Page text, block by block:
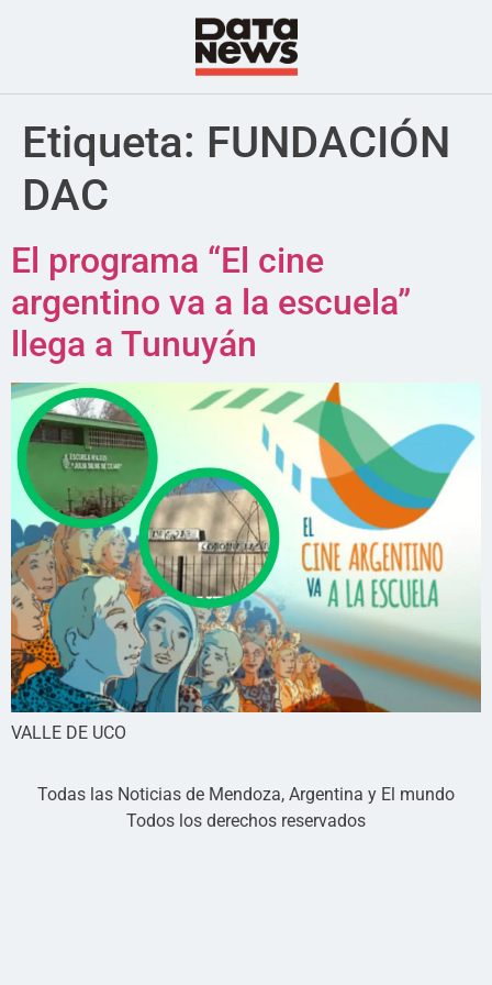
Etiqueta: FUNDACIÓN
DAC
El programa “El cine
argentino va a la escuela”
llega a Tunuyán
VALLE DE UCO
Todas las Noticias de Mendoza, Argentina y El mundo
Todos los derechos reservados